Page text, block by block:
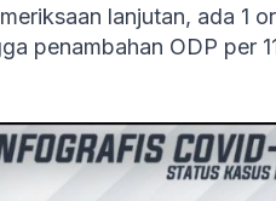
lanjutan, ada 1
penambahan ODP per